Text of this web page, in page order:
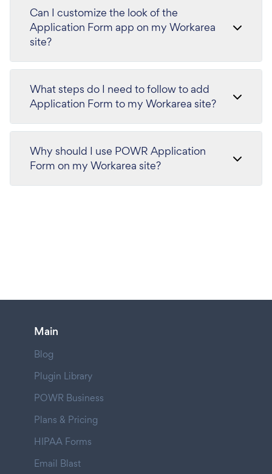
Can I customize the look of the
Application Form app on my Workarea
site?
What steps do I need to follow to add
Application Form to my Workarea site?
Why should I use POWR Application
Form on my Workarea site?
Main
Blog
Plugin Library
POWR Business
Plans & Pricing
HIPAA Forms
Email Blast